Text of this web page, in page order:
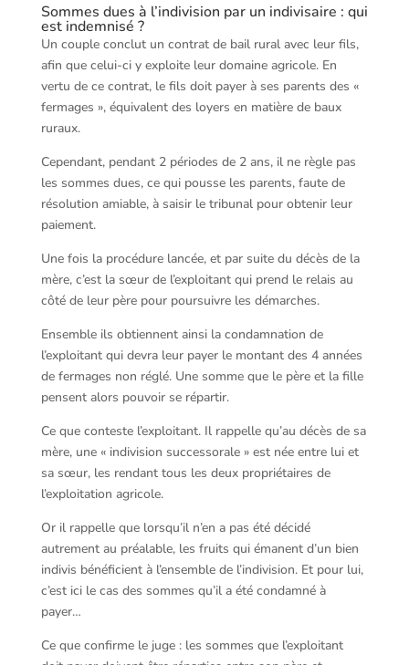
Sommes dues à l’indivision par un indivisaire : qui
est indemnisé ?
Un couple conclut un contrat de bail rural avec leur fils,
afin que celui-ci y exploite leur domaine agricole. En
vertu de ce contrat, le fils doit payer à ses parents des «
fermages », équivalent des loyers en matière de baux
ruraux.
Cependant, pendant 2 périodes de 2 ans, il ne règle pas
les sommes dues, ce qui pousse les parents, faute de
résolution amiable, à saisir le tribunal pour obtenir leur
paiement.
Une fois la procédure lancée, et par suite du décès de la
mère, c’est la sœur de l’exploitant qui prend le relais au
côté de leur père pour poursuivre les démarches.
Ensemble ils obtiennent ainsi la condamnation de
l’exploitant qui devra leur payer le montant des 4 années
de fermages non réglé. Une somme que le père et la fille
pensent alors pouvoir se répartir.
Ce que conteste l’exploitant. Il rappelle qu’au décès de sa
mère, une « indivision successorale » est née entre lui et
sa sœur, les rendant tous les deux propriétaires de
l’exploitation agricole.
Or il rappelle que lorsqu’il n’en a pas été décidé
autrement au préalable, les fruits qui émanent d’un bien
indivis bénéficient à l’ensemble de l’indivision. Et pour lui,
c’est ici le cas des sommes qu’il a été condamné à
payer…
Ce que confirme le juge : les sommes que l’exploitant